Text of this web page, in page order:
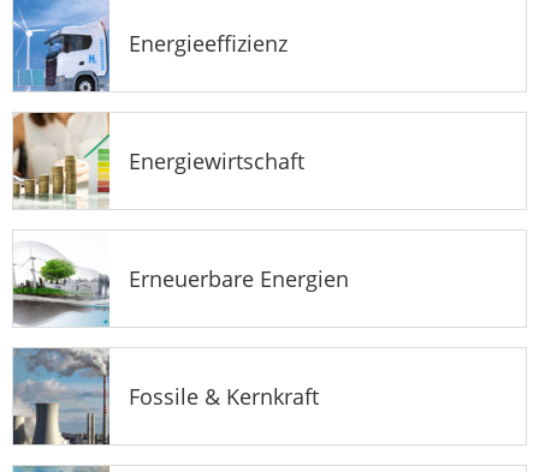
Energieeffizienz
Energiewirtschaft
Erneuerbare Energien
Fossile & Kernkraft